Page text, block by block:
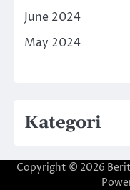
June 2024
May 2024
Kategori
Copyright © 2026